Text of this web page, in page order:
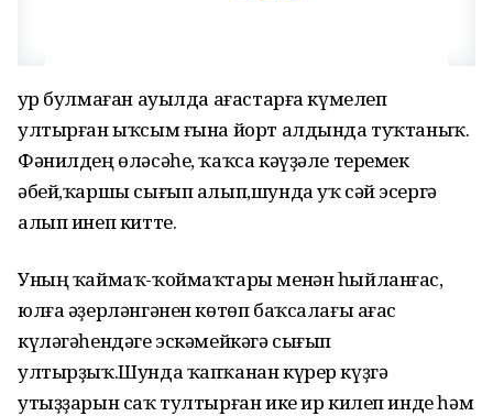
Ҙур булмаған ауылда ағастарға күмелеп
ултырған ыҡсым ғына йорт алдында туҡтаныҡ.
Фәнилдең өләсәһе, ҡаҡса кәүҙәле теремек
әбей,ҡаршы сығып алып,шунда уҡ сәй эсергә
алып инеп китте.
Уның ҡаймаҡ-ҡоймаҡтары менән һыйланғас,
юлға әҙерләнгәнен көтөп баҡсалағы ағас
күләгәһендәге эскәмейкәгә сығып
ултырҙыҡ.Шунда ҡапҡанан күрер күҙгә
утыҙҙарын саҡ тултырған ике ир килеп инде һәм